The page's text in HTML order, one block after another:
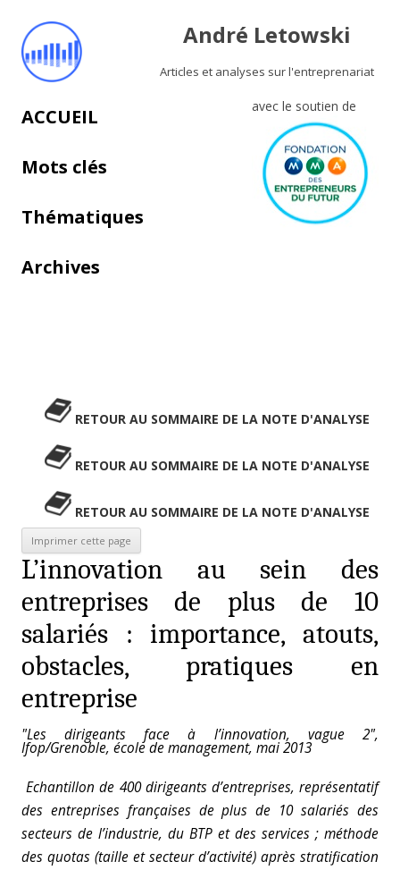
André Letowski
Articles et analyses sur l'entreprenariat
avec le soutien de
Aller au contenu principal
ACCUEIL
Mots clés
Thématiques
Archives
RETOUR AU SOMMAIRE DE LA NOTE D'ANALYSE
RETOUR AU SOMMAIRE DE LA NOTE D'ANALYSE
RETOUR AU SOMMAIRE DE LA NOTE D'ANALYSE
L’innovation au sein des
entreprises de plus de 10
salariés : importance, atouts,
obstacles, pratiques en
entreprise
"Les dirigeants face à l’innovation, vague 2",
Ifop/Grenoble, école de management, mai 2013
Echantillon de 400 dirigeants d’entreprises, représentatif
des entreprises françaises de plus de 10 salariés des
secteurs de l’industrie, du BTP et des services ; méthode
des quotas (taille et secteur d’activité) après stratification